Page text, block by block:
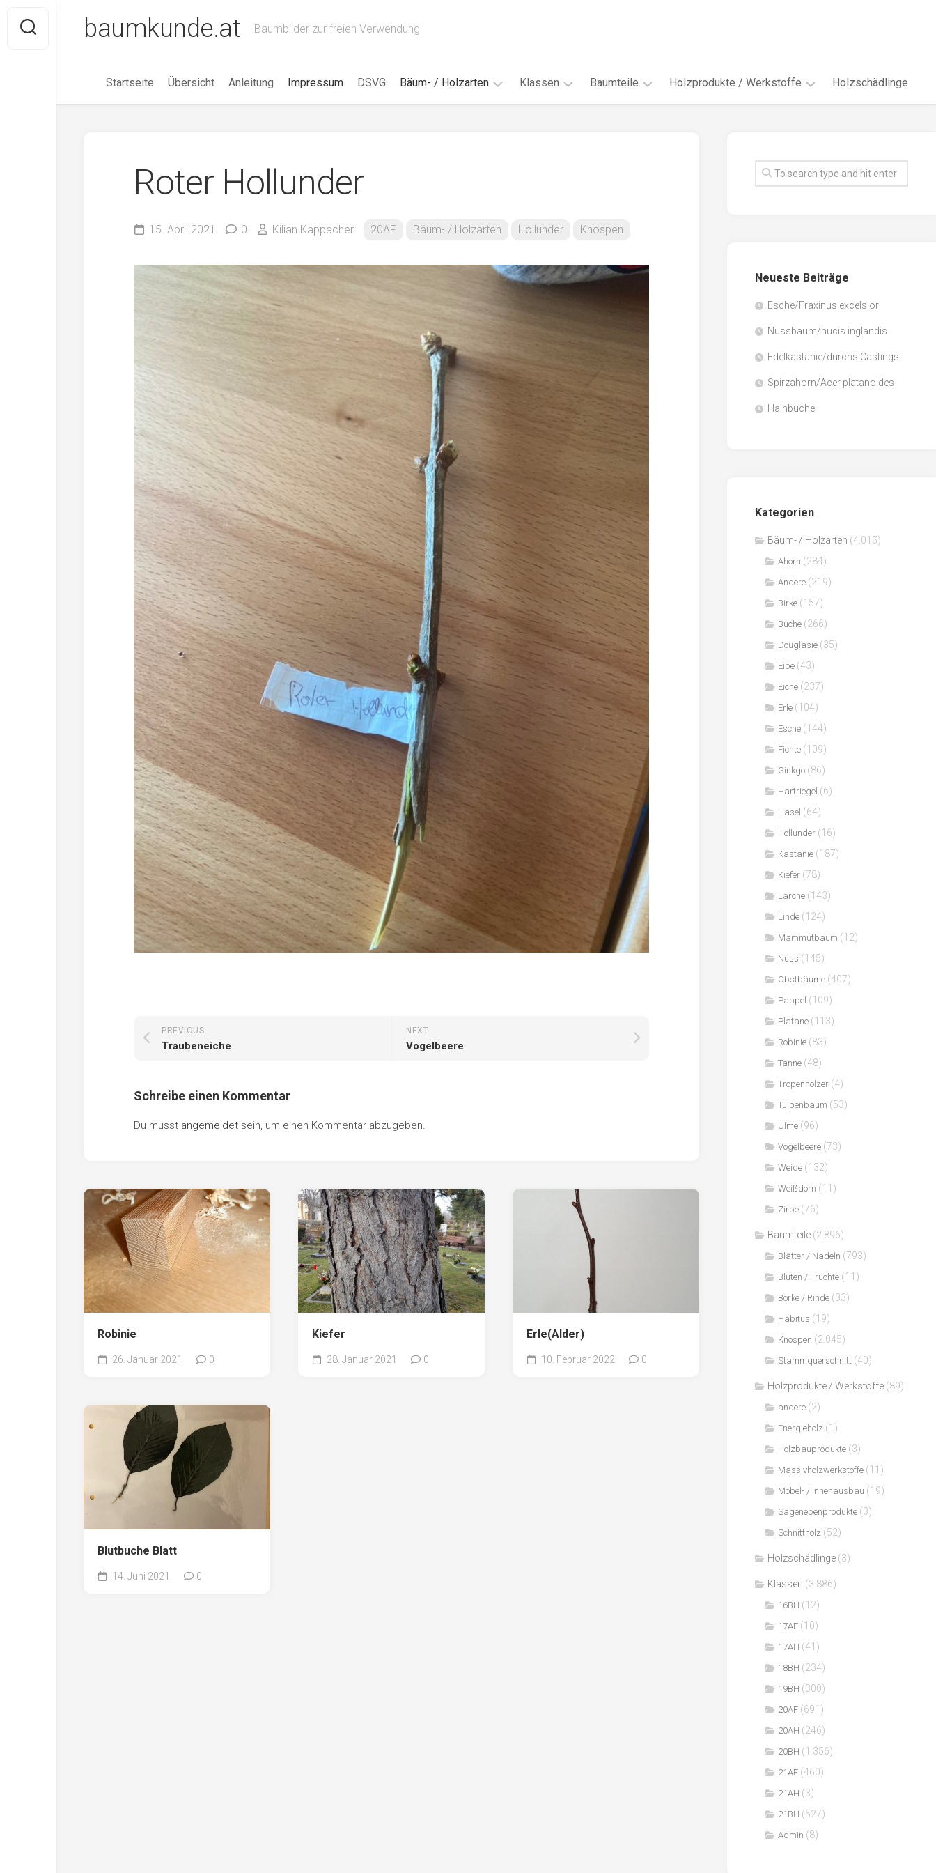
content
baumkunde.at Baumbilder zur freien Verwendung
Startseite Übersicht Anleitung Impressum DSVG Bäum- / Holzarten
Eibe
Esche
Fichte
Ginkgo
Hartriegel
Hasel
Hollunder
Kastanie
Kiefer
Lärche
Linde
Mammutbaum
Nuss
Pappel
Platane
Robinie
Tanne
Tulpenbaum
Ulme
Vogelbeere
Weide
Weißdorn
Zirbe
Andere
Klassen
18AH
18BH
19BH
20AH
Baumteile
Borke
Knospen
Holzprodukte / Werkstoffe
Faserwerkstoffe
Sägenebenprodukte
Holzschädlinge
Roter Hollunder
15. April 2021 0 Kilian Kappacher 20AF Bäum- / Holzarten Hollunder Knospen
NEXT
Vogelbeere
PREVIOUS
Traubeneiche
Schreibe einen Kommentar
Du musst angemeldet sein, um einen Kommentar abzugeben.
Robinie
26. Januar 2021 0
Kiefer
28. Januar 2021 0
Erle(Alder)
10. Februar 2022 0
Blutbuche Blatt
14. Juni 2021 0
Neueste Beiträge
Esche/Fraxinus excelsior
Nussbaum/nucis inglandis
Edelkastanie/durchs Castings
Spirzahorn/Acer platanoides
Hainbuche
Kategorien
Bäum- / Holzarten (4.015)
Ahorn (284)
Andere (219)
Birke (157)
Buche (266)
Douglasie (35)
Eibe (43)
Eiche (237)
Erle (104)
Esche (144)
Fichte (109)
Ginkgo (86)
Hartriegel (6)
Hasel (64)
Hollunder (16)
Kastanie (187)
Kiefer (78)
Lärche (143)
Linde (124)
Mammutbaum (12)
Nuss (145)
Obstbäume (407)
Pappel (109)
Platane (113)
Robinie (83)
Tanne (48)
Tropenhölzer (4)
Tulpenbaum (53)
Ulme (96)
Vogelbeere (73)
Weide (132)
Weißdorn (11)
Zirbe (76)
Baumteile (2.896)
Blätter / Nadeln (793)
Blüten / Früchte (11)
Borke / Rinde (33)
Habitus (19)
Knospen (2.045)
Stammquerschnitt (40)
Holzprodukte / Werkstoffe (89)
andere (2)
Energieholz (1)
Holzbauprodukte (3)
Massivholzwerkstoffe (11)
Möbel- / Innenausbau (19)
Sägenebenprodukte (3)
Schnittholz (52)
Holzschädlinge (3)
Klassen (3.886)
16BH (12)
17AF (10)
17AH (41)
18BH (234)
19BH (300)
20AF (691)
20AH (246)
20BH (1.356)
21AF (460)
21AH (3)
21BH (527)
Admin (8)